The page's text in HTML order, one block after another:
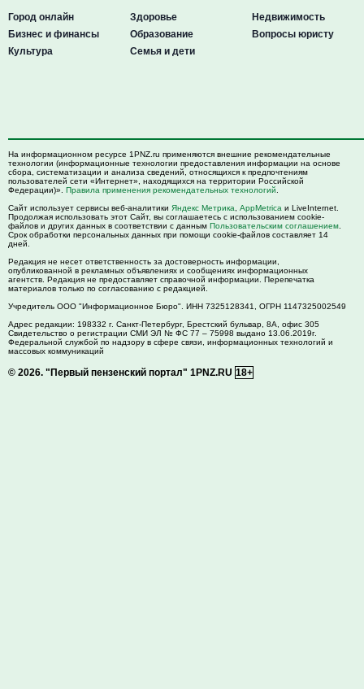
Город онлайн
Бизнес и финансы
Культура
Здоровье
Образование
Семья и дети
Недвижимость
Вопросы юристу
На информационном ресурсе 1PNZ.ru применяются внешние рекомендательные
технологии (информационные технологии предоставления информации на основе
сбора, систематизации и анализа сведений, относящихся к предпочтениям
пользователей сети «Интернет», находящихся на территории Российской
Федерации)». Правила применения рекомендательных технологий
Сайт использует сервисы веб-аналитики Яндекс Метрика AppMetrica и LiveInternet.
Продолжая использовать этот Сайт, вы соглашаетесь с использованием cookie-
файлов и других данных в соответствии с данным Пользовательским соглашением
Срок обработки персональных данных при помощи cookie-файлов составляет 14
дней.
Редакция не несет ответственность за достоверность информации,
опубликованной в рекламных объявлениях и сообщениях информационных
агентств. Редакция не предоставляет справочной информации. Перепечатка
материалов только по согласованию с редакцией.
Учредитель ООО "Информационное Бюро". ИНН 7325128341, ОГРН 1147325002549
Адрес редакции: 198332 г. Санкт-Петербург, Брестский бульвар, 8А, офис 305
Свидетельство о регистрации СМИ ЭЛ № ФС 77 – 75998 выдано 13.06.2019г.
Федеральной службой по надзору в сфере связи, информационных технологий и
массовых коммуникаций
© 2026. "Первый пензенский портал" 1PNZ.RU 18+